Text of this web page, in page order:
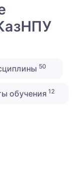
50
обучения 12